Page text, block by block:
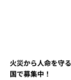
火災から人命を守
国で募集中！